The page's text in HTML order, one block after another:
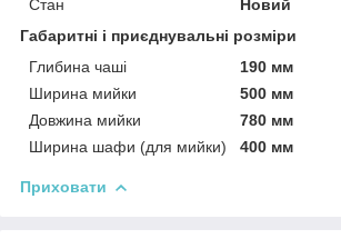
Стан
Новий
Габаритні і приєднувальні розміри
Глибина чаші
190 мм
Ширина мийки
500 мм
Довжина мийки
780 мм
Ширина шафи (для мийки)
400 мм
Приховати